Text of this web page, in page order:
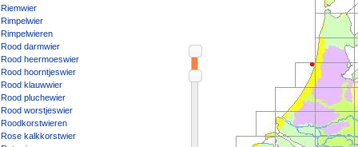
Riemwier
Rimpelwier
Rimpelwieren
Rood darmwier
Rood heermoeswier
Rood hoorntjeswier
Rood klauwwier
Rood pluchewier
Rood worstjeswier
Roodkorstwieren
Rose kalkkorstwier